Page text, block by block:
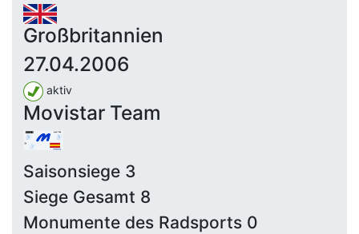
Großbritannien
27.04.2006
aktiv
Movistar Team
Saisonsiege 3
Siege Gesamt 8
Monumente des Radsports 0